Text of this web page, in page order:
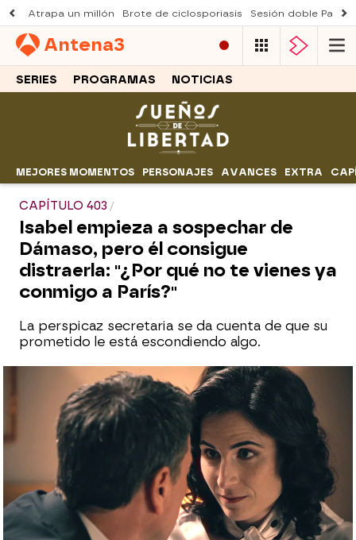
Atrapa un millón Brote de ciclosporiasis Sesión doble
Antena3
SERIES PROGRAMAS NOTICIAS
MEJORES MOMENTOS PERSONAJES AVANCES EXTRA
CAPÍTULO 403
Isabel empieza a sospechar de
Dámaso, pero él consigue
distraerla: "¿Por qué no te vienes ya
conmigo a París?"
La perspicaz secretaria se da cuenta de que su
prometido le está escondiendo algo.
Gabriel recibe una inquietante carta de
Isabel: viajará a Madrid y le gustaría
volver a verlo